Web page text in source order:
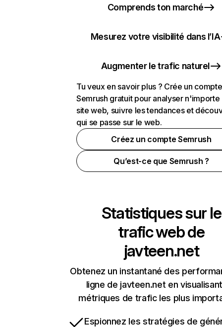
Comprends ton marché
Mesurez votre visibilité dans l’IA
Augmenter le trafic naturel
Tu veux en savoir plus ? Crée un compte
Semrush gratuit pour analyser n'importe
site web, suivre les tendances et
qui se passe sur le web.
Créez un compte Semrush
Qu’est-ce que Semrush ?
Statistiques sur le
trafic web de
javteen.net
Obtenez un instantané des
ligne de javteen.net en
métriques de trafic les plus
Espionnez les stratégies de